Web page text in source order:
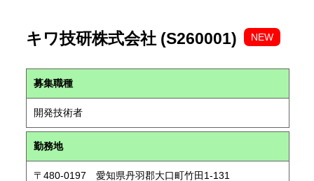
キワ技研株式会社 (S260001) NEW
募集職種
開発技術者
勤務地
〒480-0197 愛知県丹羽郡大口町竹田1-131